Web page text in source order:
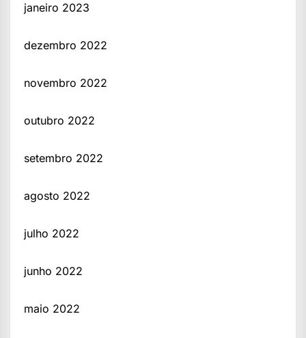
janeiro 2023
dezembro 2022
novembro 2022
outubro 2022
setembro 2022
agosto 2022
julho 2022
junho 2022
maio 2022